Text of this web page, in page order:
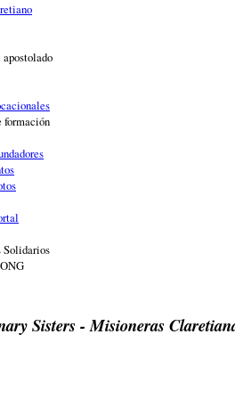
formación
Solidarios
Sisters - Misioneras